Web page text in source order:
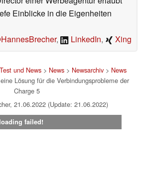
Einblicke in die Eigenheiten
, LinkedIn, Xing
und News> News> Newsarchiv> News
Lösung für die Verbindungsprobleme der
Charge 5
21.06.2022 (Update: 21.06.2022)
loading failed!